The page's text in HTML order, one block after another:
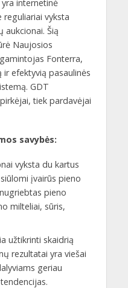
internetinė
vyksta
Šią
Naujosios
Fonterra,
ir efektyvią pasaulinės
GDT
tiek pardavėjai
savybės:
vyksta du kartus
įvairūs pieno
pieno
milteliai, sūris,
užtikrinti skaidrią
rezultatai yra viešai
geriau